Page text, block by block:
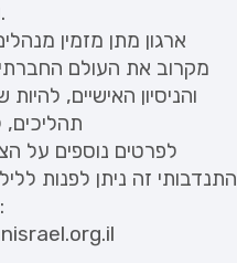
ותדירות פגישות.
ארגון מתן מזמין
מקרוב את העולם
והניסיון האישיים,
תהליכים,
לפרטים נוספים על
התנדבותי זה ניתן לפנות